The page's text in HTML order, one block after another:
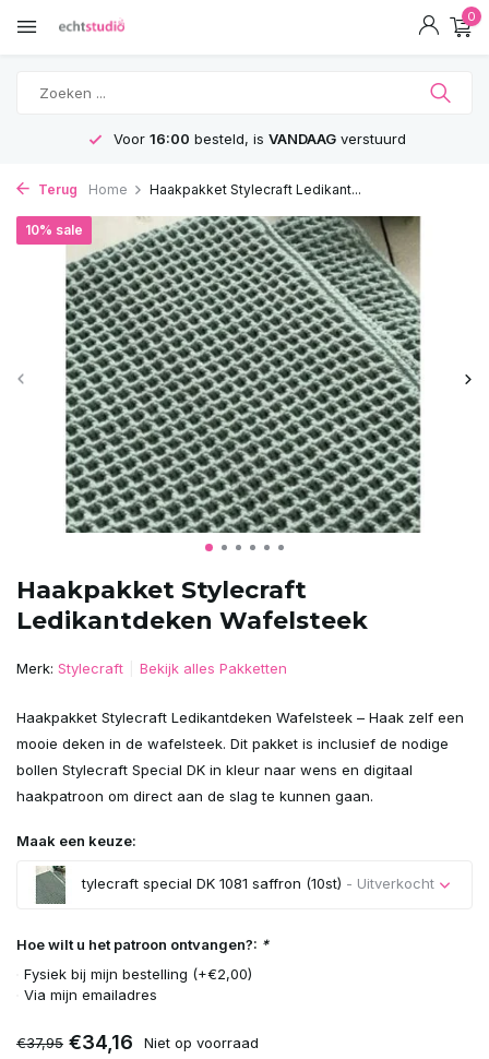
0
Voor 16:00 besteld, is VANDAAGverstuurd
Terug Home Haakpakket Stylecraft Ledikant...
Haakpakket Stylecraft
Ledikantdeken Wafelsteek
10% sale
Merk: Stylecraft Bekijk alles Pakketten
Haakpakket Stylecraft Ledikantdeken Wafelsteek – Haak zelf een
mooie deken in de wafelsteek. Dit pakket is inclusief de nodige
bollen Stylecraft Special DK in kleur naar wens en digitaal
haakpatroon om direct aan de slag te kunnen gaan.
Maak een keuze:
tylecraft special DK 1081 saffron (10st) - Uitverkocht
Hoe wilt u het patroon ontvangen?: *
Fysiek bij mijn bestelling (+€2,00)
Via mijn emailadres
€37,95 €34,16 Niet op voorraad